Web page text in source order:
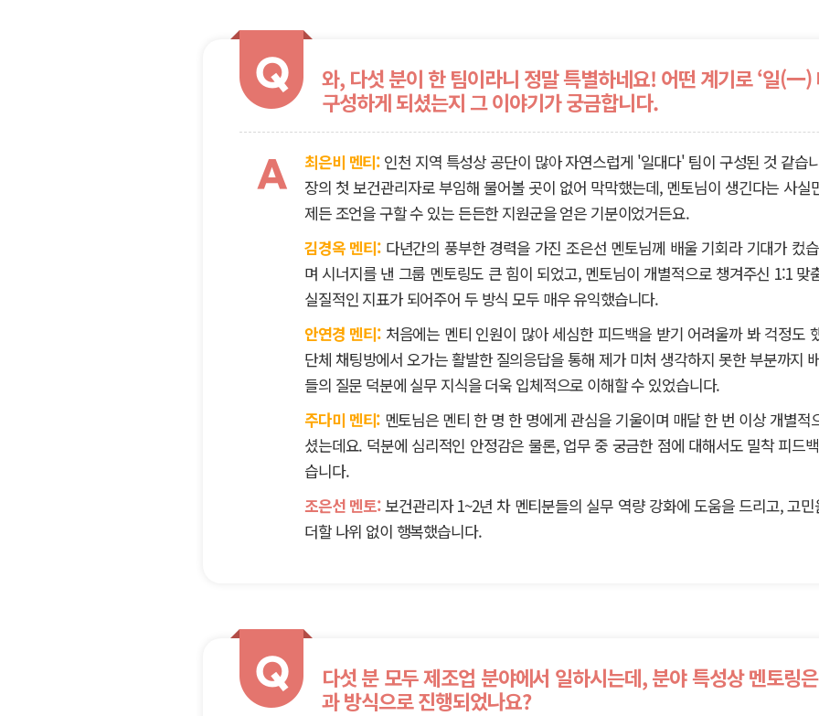
Q
와, 다섯 분이 한 팀이라니 정말 특별하네요! 어떤 계기로 ‘일(一
구성하게 되셨는지 그 이야기가 궁금합니다.
A 최은비 멘티: 인천 지역 특성상 공단이 많아 자연스럽게 '일대다' 팀이 구성된 것 같습
장의 첫 보건관리자로 부임해 물어볼 곳이 없어 막막했는데, 멘토님이 생긴다는 사실
제든 조언을 구할 수 있는 든든한 지원군을 얻은 기분이었거든요.
김경옥 멘티: 다년간의 풍부한 경력을 가진 조은선 멘토님께 배울 기회라 기대가 컸
며 시너지를 낸 그룹 멘토링도 큰 힘이 되었고, 멘토님이 개별적으로 챙겨주신 1:1 맞
실질적인 지표가 되어주어 두 방식 모두 매우 유익했습니다.
안연경 멘티: 처음에는 멘티 인원이 많아 세심한 피드백을 받기 어려울까 봐 걱정도
단체 채팅방에서 오가는 활발한 질의응답을 통해 제가 미처 생각하지 못한 부분까지
들의 질문 덕분에 실무 지식을 더욱 입체적으로 이해할 수 있었습니다.
주다미 멘티: 멘토님은 멘티 한 명 한 명에게 관심을 기울이며 매달 한 번 이상 개별
셨는데요. 덕분에 심리적인 안정감은 물론, 업무 중 궁금한 점에 대해서도 밀착 피드
습니다.
조은선 멘토:보건관리자 1~2년 차 멘티분들의 실무 역량 강화에 도움을 드리고, 고
더할 나위 없이 행복했습니다.
Q
다섯 분 모두 제조업 분야에서 일하시는데, 분야 특성상 멘토링
과 방식으로 진행되었나요?